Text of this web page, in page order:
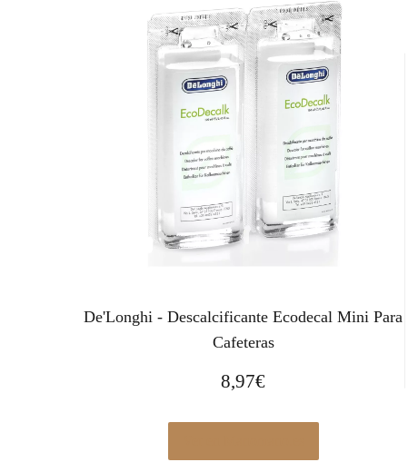
De'Longhi - Descalcificante Ecodecal Mini Para
Cafeteras
8,97€